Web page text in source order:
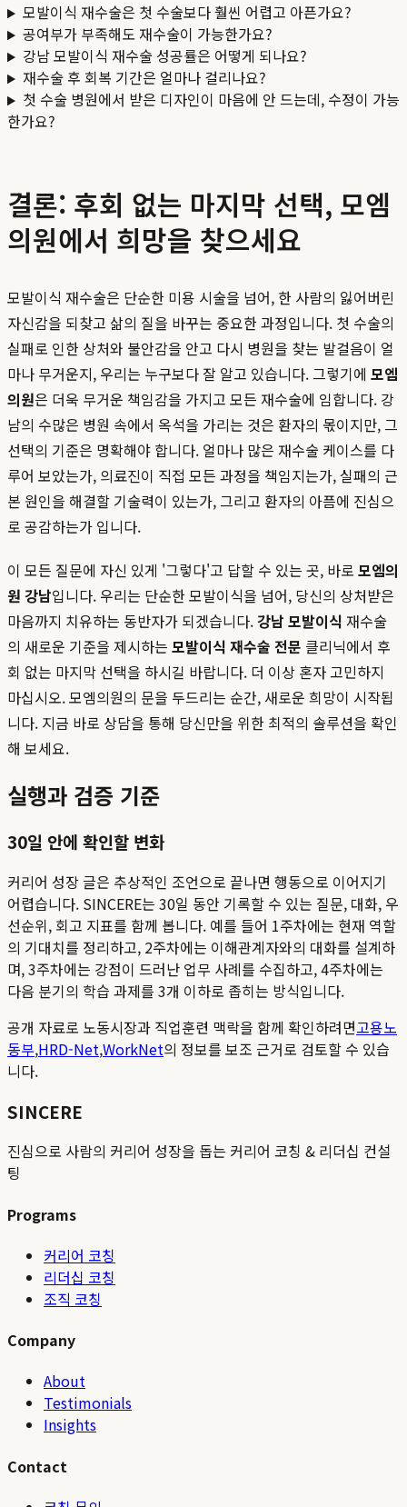
모발이식 재수술은 첫 수술보다 훨씬 어렵고 아픈가요?
공여부가 부족해도 재수술이 가능한가요?
강남 모발이식 재수술 성공률은 어떻게 되나요?
재수술 후 회복 기간은 얼마나 걸리나요?
첫 수술 병원에서 받은 디자인이 마음에 안 드는데, 수정이 가능
한가요?
결론: 후회 없는 마지막 선택, 모엠
의원에서 희망을 찾으세요
모발이식 재수술은 단순한 미용 시술을 넘어, 한 사람의 잃어버린
자신감을 되찾고 삶의 질을 바꾸는 중요한 과정입니다. 첫 수술의
실패로 인한 상처와 불안감을 안고 다시 병원을 찾는 발걸음이 얼
마나 무거운지, 우리는 누구보다 잘 알고 있습니다. 그렇기에 모엠
의원은 더욱 무거운 책임감을 가지고 모든 재수술에 임합니다. 강
남의 수많은 병원 속에서 옥석을 가리는 것은 환자의 몫이지만, 그
선택의 기준은 명확해야 합니다. 얼마나 많은 재수술 케이스를 다
루어 보았는가, 의료진이 직접 모든 과정을 책임지는가, 실패의 근
본 원인을 해결할 기술력이 있는가, 그리고 환자의 아픔에 진심으
로 공감하는가 입니다.
이 모든 질문에 자신 있게 '그렇다'고 답할 수 있는 곳, 바로 모엠의
원 강남입니다. 우리는 단순한 모발이식을 넘어, 당신의 상처받은
마음까지 치유하는 동반자가 되겠습니다.강남 모발이식 재수술
의 새로운 기준을 제시하는 모발이식 재수술 전문 클리닉에서 후
회 없는 마지막 선택을 하시길 바랍니다. 더 이상 혼자 고민하지
마십시오. 모엠의원의 문을 두드리는 순간, 새로운 희망이 시작됩
니다. 지금 바로 상담을 통해 당신만을 위한 최적의 솔루션을 확인
해 보세요.
실행과 검증 기준
30일 안에 확인할 변화
커리어 성장 글은 추상적인 조언으로 끝나면 행동으로 이어지기
어렵습니다. SINCERE는 30일 동안 기록할 수 있는 질문, 대화, 우
선순위, 회고 지표를 함께 봅니다. 예를 들어 1주차에는 현재 역할
의 기대치를 정리하고, 2주차에는 이해관계자와의 대화를 설계하
며, 3주차에는 강점이 드러난 업무 사례를 수집하고, 4주차에는
다음 분기의 학습 과제를 3개 이하로 좁히는 방식입니다.
공개 자료로 노동시장과 직업훈련 맥락을 함께 확인하려면고용노
동부,HRD-Net,WorkNet의 정보를 보조 근거로 검토할 수 있습
니다.
SINCERE
진심으로 사람의 커리어 성장을 돕는 커리어 코칭 & 리더십 컨설
팅
Programs
커리어 코칭
리더십 코칭
조직 코칭
Company
About
Testimonials
Insights
Contact